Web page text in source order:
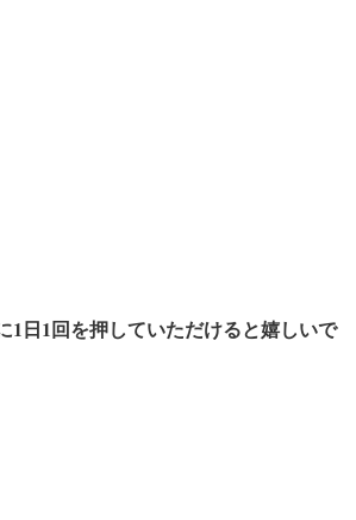
1日1回を押していただけると嬉しいで